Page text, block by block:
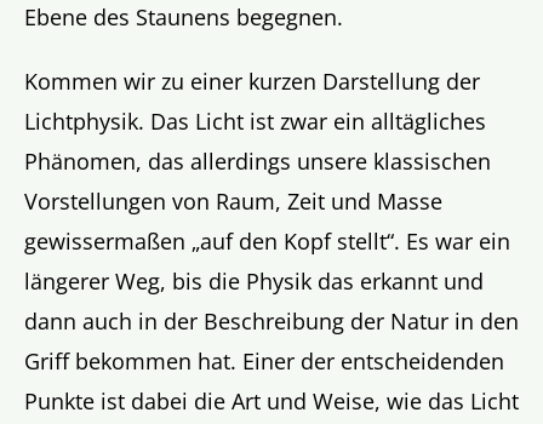
Ebene des Staunens begegnen.
Kommen wir zu einer kurzen Darstellung der
Lichtphysik. Das Licht ist zwar ein alltägliches
Phänomen, das allerdings unsere klassischen
Vorstellungen von Raum, Zeit und Masse
gewissermaßen „auf den Kopf stellt“. Es war ein
längerer Weg, bis die Physik das erkannt und
dann auch in der Beschreibung der Natur in den
Griff bekommen hat. Einer der entscheidenden
Punkte ist dabei die Art und Weise, wie das Licht